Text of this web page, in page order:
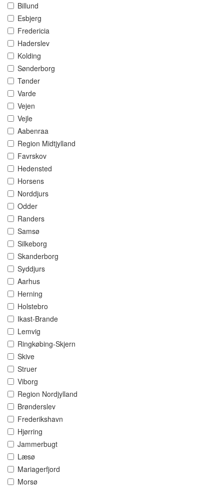
Billund
Esbjerg
Fredericia
Haderslev
Kolding
Sønderborg
Tønder
Varde
Vejen
Vejle
Aabenraa
Region Midtjylland
Favrskov
Hedensted
Horsens
Norddjurs
Odder
Randers
Samsø
Silkeborg
Skanderborg
Syddjurs
Aarhus
Herning
Holstebro
Ikast-Brande
Lemvig
Ringkøbing-Skjern
Skive
Struer
Viborg
Region Nordjylland
Brønderslev
Frederikshavn
Hjørring
Jammerbugt
Læsø
Mariagerfjord
Morsø